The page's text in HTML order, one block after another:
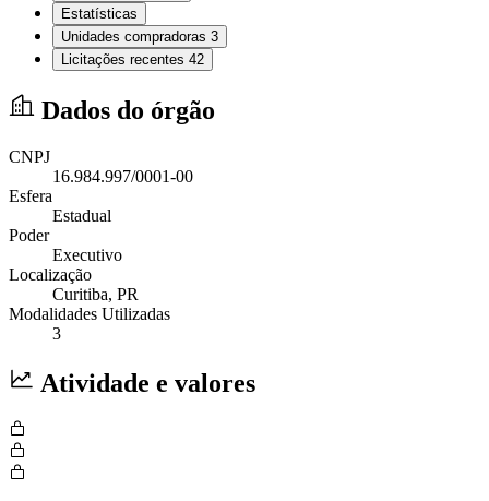
Estatísticas
Unidades compradoras 3
Licitações recentes 42
Dados do órgão
CNPJ
16.984.997/0001-00
Esfera
Estadual
Poder
Executivo
Localização
Curitiba, PR
Modalidades Utilizadas
3
Atividade e valores